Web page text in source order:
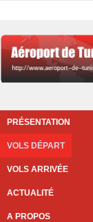
PRÉSENTATION
VOLS DÉPART
VOLS ARRIVÉE
ACTUALITÉ
A PROPOS